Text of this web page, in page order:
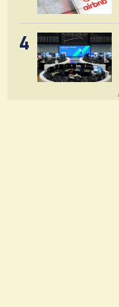
4